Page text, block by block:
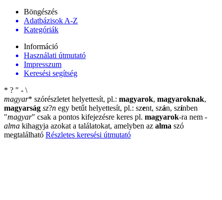
Böngészés
Adatbázisok A-Z
Kategóriák
Információ
Használati útmutató
Impresszum
Keresési segítség
* ? " - \
magyar* szórészletet helyettesít, pl.: magyarok, magyaroknak,
magyarság sz?n egy betűt helyettesít, pl.: szent, szán, színben
"magyar" csak a pontos kifejezésre keres pl. magyarok-ra nem -
alma kihagyja azokat a találatokat, amelyben az alma szó
megtalálható Részletes keresési útmutató